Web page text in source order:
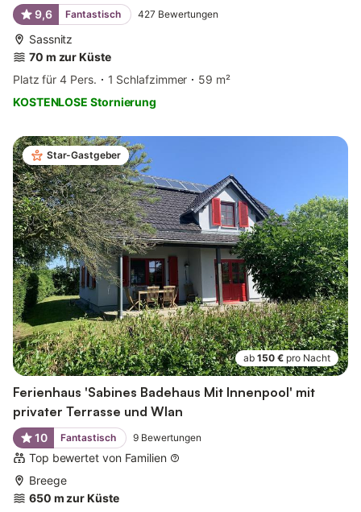
9,6 Fantastisch 427 Bewertungen
Sassnitz
70 m zur Küste
Platz für 4 Pers.
1 Schlafzimmer
59 m²
KOSTENLOSE Stornierung
Star-Gastgeber
ab 150 € pro Nacht
Ferienhaus 'Sabines Badehaus Mit Innenpool' mit
privater Terrasse und Wlan
10 Fantastisch 9 Bewertungen
Top bewertet von Familien
Breege
650 m zur Küste